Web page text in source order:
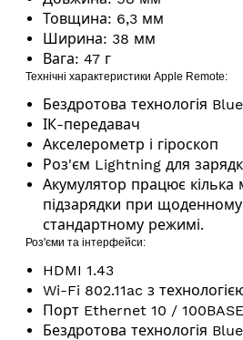
Товщина: 6,3 мм
Ширина: 38 мм
Вага: 47 г
Технічні характеристики Apple Remote:
Бездротова технологія
ІК-передавач
Акселерометр і гіроскоп
Роз'єм Lightning для
Акумулятор працює кілька
підзарядки при
стандартному режимі.
Роз'єми та інтерфейси:
HDMI 1.43
Wi-Fi 802.11ac з
Порт Ethernet 10 /
Бездротова технологія